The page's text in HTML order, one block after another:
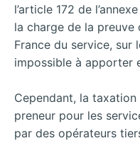
l’article 172 de
la charge de la preuve
France du service, sur
impossible à apporter
Cependant, la taxation
preneur pour les
par des opérateurs